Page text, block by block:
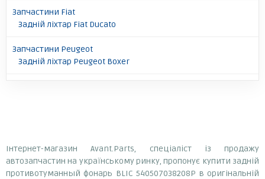
Запчастини Fiat
Задній ліхтар Fiat Ducato
Запчастини Peugeot
Задній ліхтар Peugeot Boxer
Інтернет-магазин Avant.Parts, спеціаліст із продажу
автозапчастин на українському ринку, пропонує купити задній
противотуманный фонарь BLIC 540507038208P в оригінальній